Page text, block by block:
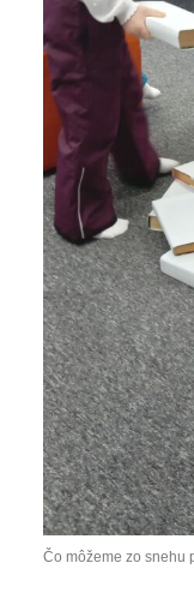
Čo môžeme zo snehu